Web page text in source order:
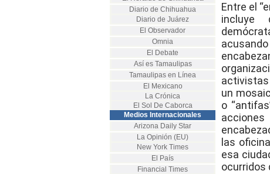
Diario de Chihuahua
Diario de Juárez
El Observador
Omnia
El Debate
Así es Tamaulipas
Tamaulipas en Línea
El Mexicano
La Crónica
El Sol De Caborca
Medios Internacionales
Arizona Daily Star
La Opinión (EU)
New York Times
El País
Financial Times
Entre el
incluye
activistas
un
o
las
esa
ocurridos